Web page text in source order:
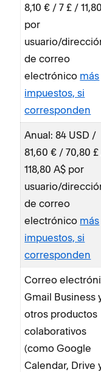
8,10 € / 7 £ /
por
usuario/
de correo
electrónico más
impuestos, si
corresponden
Anual: 84 USD /
81,60 € / 70,80
118,80 A$ por
usuario/
de correo
electrónico más
impuestos, si
corresponden
Correo
Gmail Business
otros productos
colaborativos
(como Google
Calendar, Drive